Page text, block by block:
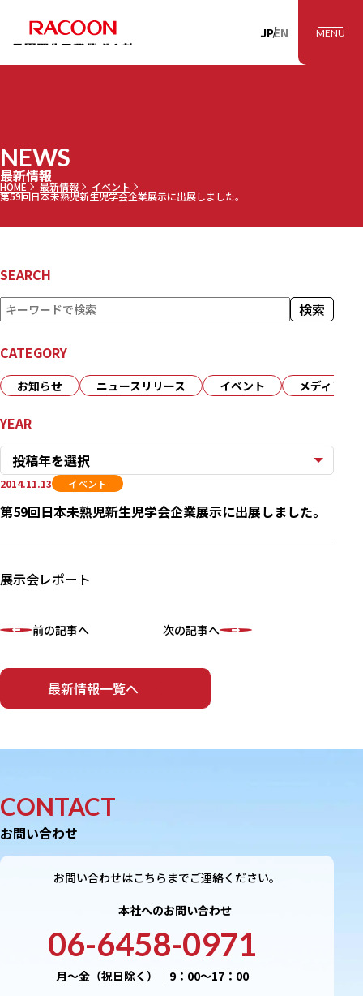
RACOON 三田理
JPEN MENU
NEWS
最新情報
HOME 最新情報 イベント
第59回日本未熟児新生児学会企業展示に出展しました。
SEARCH
検
索 検索
CATEGORY
お知らせ ニュースリリース イベント メディア
YEAR
投稿年を選択
第59回日本未熟児新生児学会企業展示に出展しました。
2014.11.13 イベント
展示会レポート
前の記事へ
最新情報一覧へ
次の記事へ
CONTACT
お問い合わせ
お問い合わせはこちらまでご連絡ください。
本社へのお問い合わせ
06-6458-0971
月〜金（祝日除く）｜9：00〜17：00